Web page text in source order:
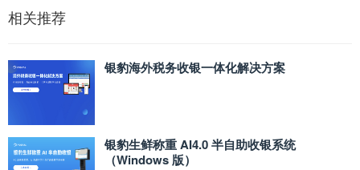
相关推荐
银豹海外税务收银一体化解决方案
银豹生鲜称重 AI4.0 半自助收银系统
（Windows 版）